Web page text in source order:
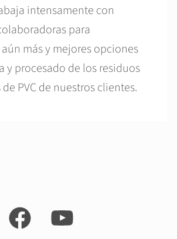
intensamente con
para
más y mejores opciones
y procesado de los residuos
PVC de nuestros clientes.